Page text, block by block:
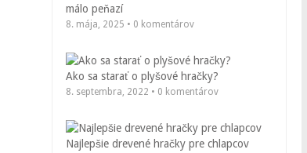
málo peňazí
8. mája, 2025 • 0 komentárov
Ako sa starať o plyšové hračky?
8. septembra, 2022 • 0 komentárov
Najlepšie drevené hračky pre chlapcov